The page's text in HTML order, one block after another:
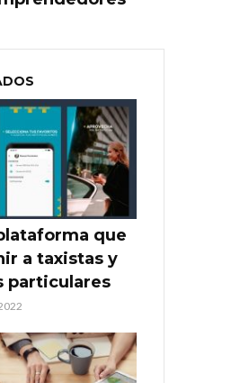
que
a taxistas y
particulares